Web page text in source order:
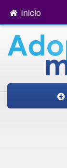
Inicio